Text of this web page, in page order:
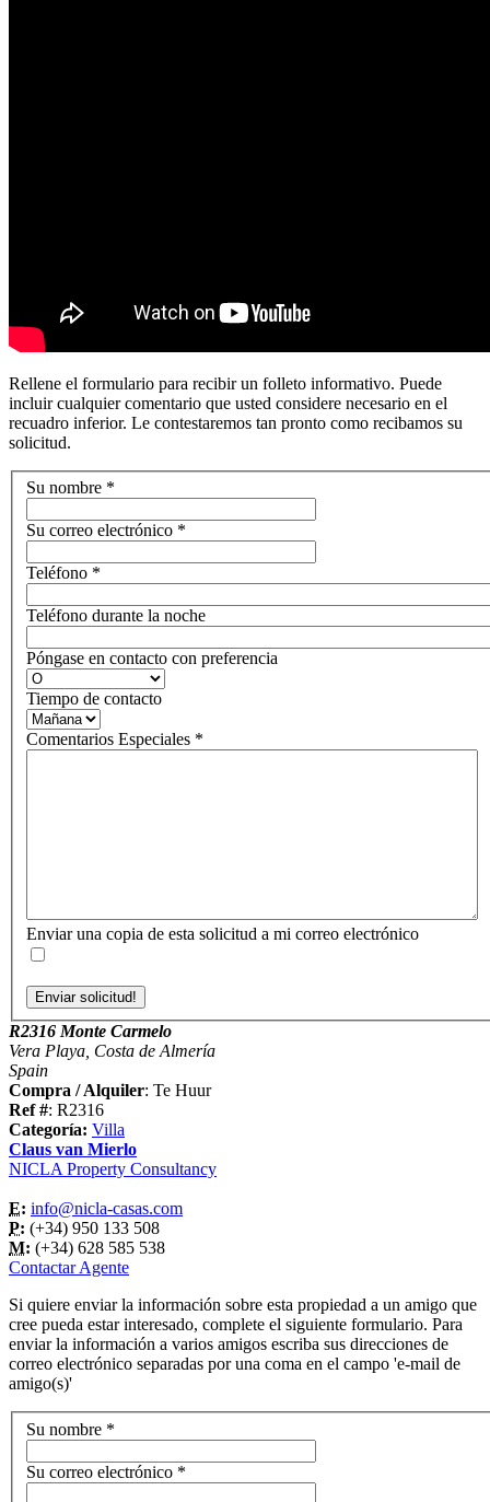
Rellene el formulario para recibir un folleto informativo. Puede
incluir cualquier comentario que usted considere necesario en el
recuadro inferior. Le contestaremos tan pronto como recibamos su
solicitud.
Su nombre *
Su correo electrónico *
Teléfono *
Teléfono durante la noche
Póngase en contacto con preferencia
Tiempo de contacto
Comentarios Especiales *
Enviar una copia de esta solicitud a mi correo electrónico
R2316 Monte Carmelo
Vera Playa, Costa de Almería
Spain
Compra / Alquiler: Te Huur
Ref #: R2316
Categoría: Villa
Claus van Mierlo
NICLA Property Consultancy
E: info@nicla-casas.com
P: (+34) 950 133 508
M: (+34) 628 585 538
Contactar Agente
Si quiere enviar la información sobre esta propiedad a un amigo que
cree pueda estar interesado, complete el siguiente formulario. Para
enviar la información a varios amigos escriba sus direcciones de
correo electrónico separadas por una coma en el campo 'e-mail de
amigo(s)'
Su nombre *
Su correo electrónico *